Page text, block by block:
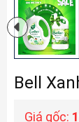
Bell
Giá gốc: